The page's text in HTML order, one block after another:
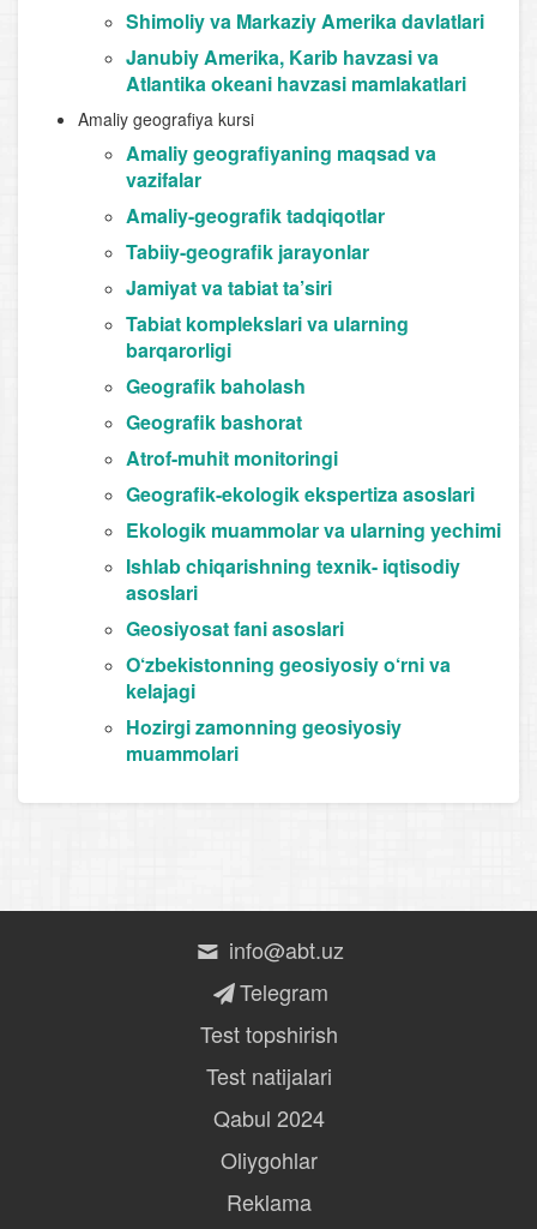
Shimoliy va Markaziy Amerika davlatlari
Janubiy Amerika, Karib havzasi va
Atlantika okeani havzasi mamlakatlari
Amaliy geografiya kursi
Amaliy geografiyaning maqsad va
vazifalar
Amaliy-geografik tadqiqotlar
Tabiiy-geografik jarayonlar
Jamiyat va tabiat ta’siri
Tabiat komplekslari va ularning
barqarorligi
Geografik baholash
Geografik bashorat
Atrof-muhit monitoringi
Geografik-ekologik ekspertiza asoslari
Ekologik muammolar va ularning yechimi
Ishlab chiqarishning texnik- iqtisodiy
asoslari
Geosiyosat fani asoslari
O‘zbekistonning geosiyosiy o‘rni va
kelajagi
Hozirgi zamonning geosiyosiy
muammolari
info@abt.uz
Telegram
Test topshirish
Test natijalari
Qabul 2024
Oliygohlar
Reklama